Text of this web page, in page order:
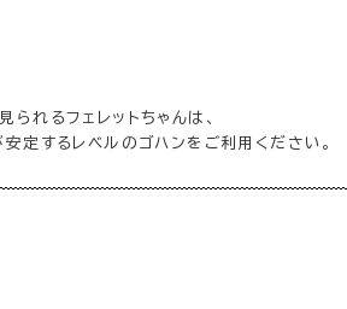
れるフェレットちゃんは、
定するレベルのゴハンをご利用ください。